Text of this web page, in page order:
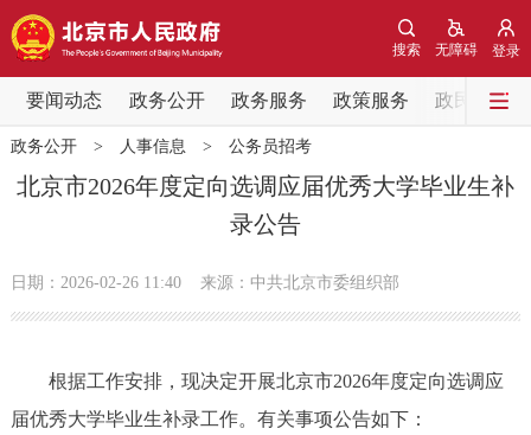
登录
无障碍
搜索
要闻动态 政务公开 政务服务 政策服务 政民互动
要闻动态
党中央精神 国务院信息
会议信息
市领导 机构职能 政策服务
政务公开> 人事信息 > 公务员招考
北京市2026年度定向选调应届优秀大学毕业生补
录公告
日期：2026-02-26 11:40 来源：中共北京市委组织部
根据工作安排，现决定开展北京市2026年度定向选调应
届优秀大学毕业生补录工作。有关事项公告如下：